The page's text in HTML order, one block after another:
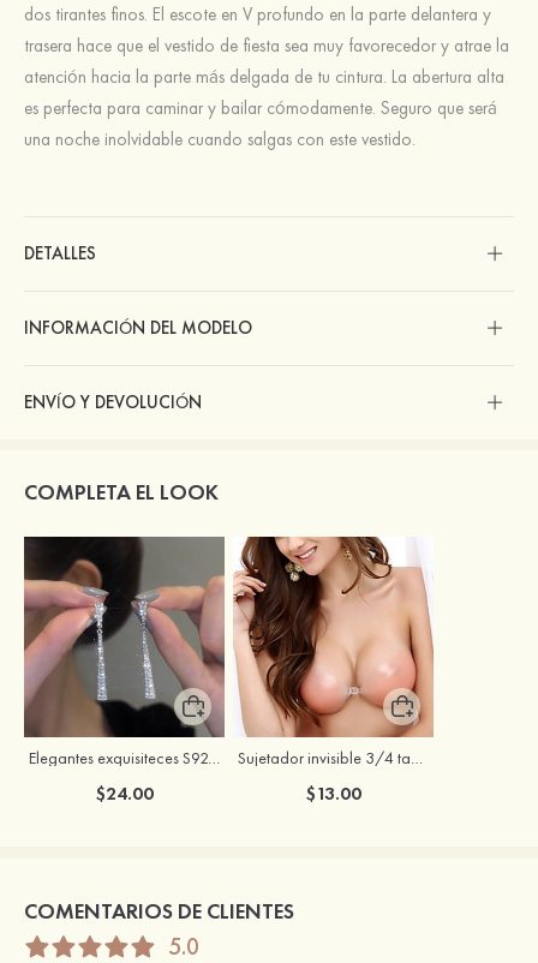
dos tirantes finos. El escote en V profundo en la parte delantera y
trasera hace que el vestido de fiesta sea muy favorecedor y atrae la
atención hacia la parte más delgada de tu cintura. La abertura alta
es perfecta para caminar y bailar cómodamente. Seguro que será
una noche inolvidable cuando salgas con este vestido.
DETALLES
INFORMACIÓN DEL MODELO
ENVÍO Y DEVOLUCIÓN
COMPLETA EL LOOK
Elegantes exquisiteces S925 plata circón pendientes con zirconio cúbico
$24.00
Sujetador invisible 3/4 taza push up con cierre frontal sin espalda
$13.00
COMENTARIOS DE CLIENTES
5.0